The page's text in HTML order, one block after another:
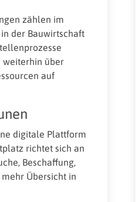
zählen im
der Bauwirtschaft
weiterhin über
auf
digitale Plattform
richtet sich an
Beschaffung,
Übersicht in